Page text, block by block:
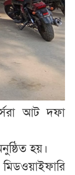
আট দফা
হয়।
মিডওয়াইফারি